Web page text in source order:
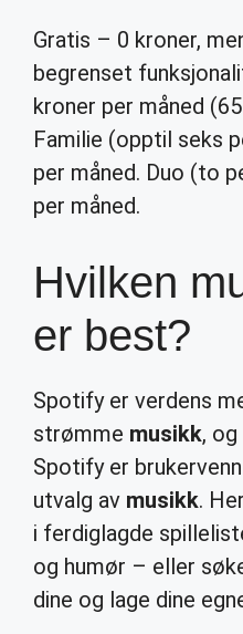
Gratis – 0 kroner,
begrenset
kroner per måned
Familie (opptil seks
per måned. Duo (to
per måned.
Hvilken
er best?
Spotify er verdens
strømme musikk,
Spotify er
utvalg av musikk.
i ferdiglagde
og humør – eller
dine og lage dine